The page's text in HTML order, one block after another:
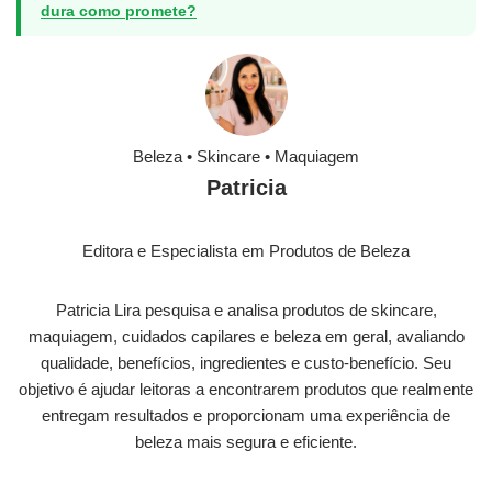
dura como promete?
Beleza • Skincare • Maquiagem
Patricia
Editora e Especialista em Produtos de Beleza
Patricia Lira pesquisa e analisa produtos de skincare,
maquiagem, cuidados capilares e beleza em geral, avaliando
qualidade, benefícios, ingredientes e custo-benefício. Seu
objetivo é ajudar leitoras a encontrarem produtos que realmente
entregam resultados e proporcionam uma experiência de
beleza mais segura e eficiente.